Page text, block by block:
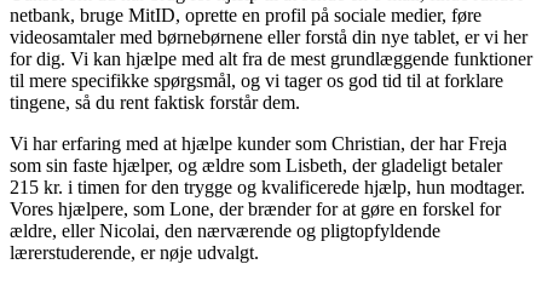
netbank, bruge MitID, oprette en profil på sociale medier, føre
videosamtaler med børnebørnene eller forstå din nye tablet, er vi her
for dig. Vi kan hjælpe med alt fra de mest grundlæggende funktioner
til mere specifikke spørgsmål, og vi tager os god tid til at forklare
tingene, så du rent faktisk forstår dem.
Vi har erfaring med at hjælpe kunder som Christian, der har Freja
som sin faste hjælper, og ældre som Lisbeth, der gladeligt betaler
215 kr. i timen for den trygge og kvalificerede hjælp, hun modtager.
Vores hjælpere, som Lone, der brænder for at gøre en forskel for
ældre, eller Nicolai, den nærværende og pligtopfyldende
lærerstuderende, er nøje udvalgt.